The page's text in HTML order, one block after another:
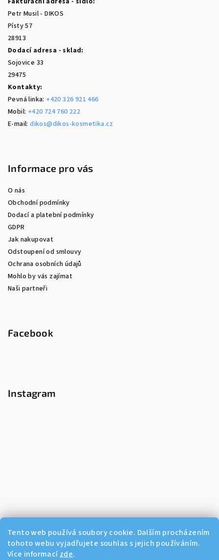
Tento web používá soubory cookie. Dalším procházením
tohoto webu vyjadřujete souhlas s jejich používáním.
Více informací zde.
Petr Musil - DIKOS
Písty 57
28913
Dodací adresa - sklad:
Sojovice 33
29475
Kontakty:
Pevná linka: +420 326 921 466
Mobil: +420 724 760 222
E-mail:dikos@dikos-kosmetika.cz
Informace pro vás
O nás
Obchodní podmínky
Dodací a platební podmínky
GDPR
Jak nakupovat
Odstoupení od smlouvy
Ochrana osobních údajů
Mohlo by vás zajímat
Naši partneři
Facebook
Instagram